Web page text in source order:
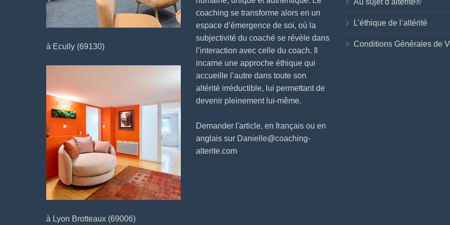
à Ecully (69130)
à Lyon Brotteaux (69006)
coaching se transforme alors en un
espace d’émergence de soi, où la
subjectivité du coaché se révèle dans
l’interaction avec celle du coach. Il
incarne une approche éthique qui
accueille l’autre dans toute son
altérité irréductible, lui permettant de
devenir pleinement lui-même.
Demander l'article, en français ou en
anglais sur Danielle@coaching-
alterite.com
L’éthique de l’altérité
Conditions Générales de